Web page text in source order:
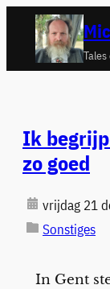
naar
Ik
zo goed
vrijdag 21
Sonstiges
In Gent